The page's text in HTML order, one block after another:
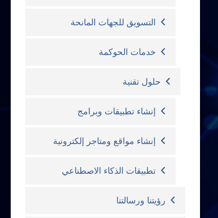
التسويق للجهات المانحة
خدمات الحوكمة
حلول تقنية
إنشاء تطبيقات وبرامج
إنشاء مواقع ومتاجر إلكترونية
تطبيقات الذكاء الاصطناعي
رؤيتنا ورسالتنا